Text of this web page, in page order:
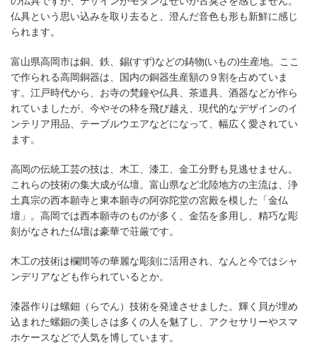
仏具という思い込みを取り去ると、澄んだ音色も形も新鮮に感じ
られます。
富山県高岡市は銅、鉄、錫(すず)などの鋳物(いもの)生産地。ここ
で作られる高岡銅器は、国内の銅器生産額の９割を占めていま
す。江戸時代から、お寺の梵鐘や仏具、茶道具、酒器などが作ら
れていましたが、今やその枠を飛び越え、現代的なデザインのイ
ンテリア用品、テーブルウエアなどになって、幅広く愛されてい
ます。
高岡の伝統工芸の技は、木工、漆工、金工分野も見逃せません。
これらの技術の集大成が仏壇。富山県など北陸地方の主流は、浄
土真宗の西本願寺と東本願寺の阿弥陀堂の宮殿を模した「金仏
壇」。高岡では西本願寺のものが多く、金箔を多用し、精巧な彫
刻がなされた仏壇は豪華で荘厳です。
木工の技術は欄間等の華麗な彫刻に活用され、なんと今ではシャ
ンデリアなども作られているとか。
漆器作りは螺鈿（らでん）技術を発達させました。輝く貝が埋め
込まれた螺鈿の美しさは多くの人を魅了し、アクセサリーやスマ
ホケースなどで人気を博しています。